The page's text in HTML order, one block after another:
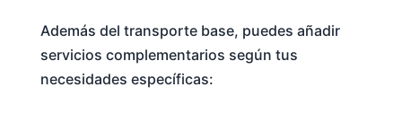
Además del transporte base, puedes añadir
servicios complementarios según tus
necesidades específicas: